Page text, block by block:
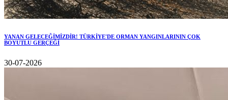
YANAN GELECEĞİMİZDİR! TÜRKİYE'DE ORMAN YANGINLARININ ÇOK
BOYUTLU GERÇEĞİ
30-07-2026